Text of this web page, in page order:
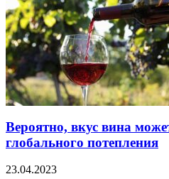
Вероятно, вкус вина
глобального потепления
23.04.2023